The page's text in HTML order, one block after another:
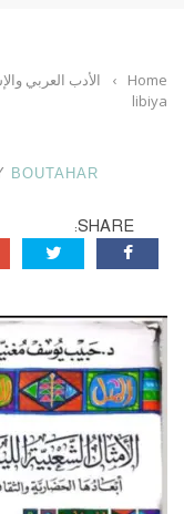
Home
› الأدب العربي
libiya
BOUTAHAR
SHARE: